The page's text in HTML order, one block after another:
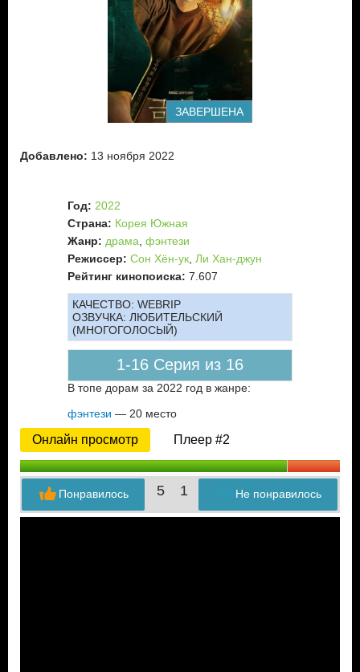
ЗАВЕРШЕНА
Добавлено: 13 ноября 2022
Год: 2022
Страна: Корея Южная
Жанр: драма фэнтези
Режиссер: Сон Хён-ук Ли Хан-джун
Рейтинг кинопоиска: 7.607
КАЧЕСТВО: WEBRIP
ОЗВУЧКА: ЛЮБИТЕЛЬСКИЙ
(МНОГОГОЛОСЫЙ)
1-16 Серия из 16
В топе дорам за 2022 год в жанре:
фэнтези — 20 место
Онлайн просмотр Плеер #2
5 1 Не понравилось
Понравилось